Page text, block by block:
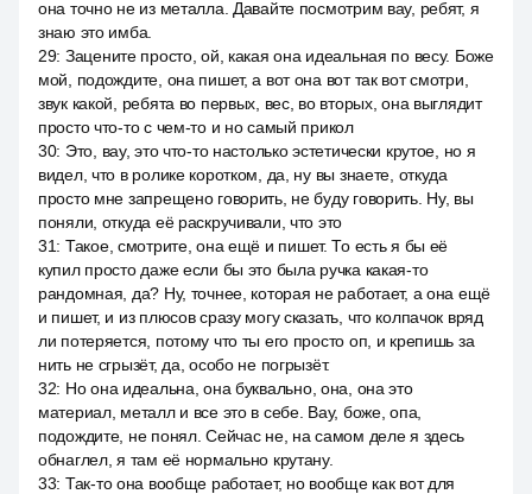
она точно не из металла. Давайте посмотрим вау, ребят, я
знаю это имба.
29: Зацените просто, ой, какая она идеальная по весу. Боже
мой, подождите, она пишет, а вот она вот так вот смотри,
звук какой, ребята во первых, вес, во вторых, она выглядит
просто что-то с чем-то и но самый прикол
30: Это, вау, это что-то настолько эстетически крутое, но я
видел, что в ролике коротком, да, ну вы знаете, откуда
просто мне запрещено говорить, не буду говорить. Ну, вы
поняли, откуда её раскручивали, что это
31: Такое, смотрите, она ещё и пишет. То есть я бы её
купил просто даже если бы это была ручка какая-то
рандомная, да? Ну, точнее, которая не работает, а она ещё
и пишет, и из плюсов сразу могу сказать, что колпачок вряд
ли потеряется, потому что ты его просто оп, и крепишь за
нить не сгрызёт, да, особо не погрызёт.
32: Но она идеальна, она буквально, она, она это
материал, металл и все это в себе. Вау, боже, опа,
подождите, не понял. Сейчас не, на самом деле я здесь
обнаглел, я там её нормально крутану.
33: Так-то она вообще работает, но вообще как вот для